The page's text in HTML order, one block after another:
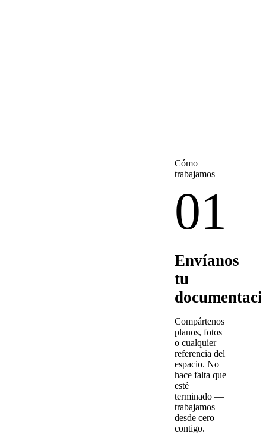
Cómo
trabajamos
01
Envíanos
tu
Compártenos
planos, fotos
o cualquier
referencia del
espacio. No
hace falta que
esté
terminado —
trabajamos
desde cero
contigo.